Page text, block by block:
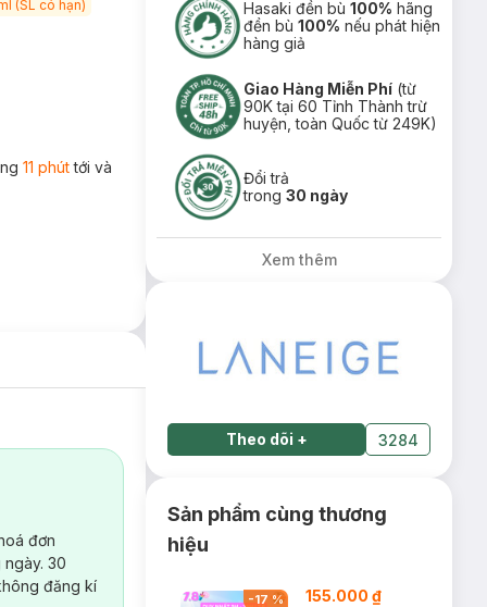
(SL có hạn)
11 phúttới và
đơn
30
đăng kí
Hasaki đền bù100% hãng
đền bù100% nếu phát hiện
hàng giả
Giao Hàng Miễn Phí (từ
90K tại 60 Tỉnh Thành trừ
huyện, toàn Quốc từ 249K)
Đổi trả
trong30 ngày
Xem thêm
Theo dõi + 3284
Sản phẩm cùng thương
hiệu
-17 % 155.000 ₫